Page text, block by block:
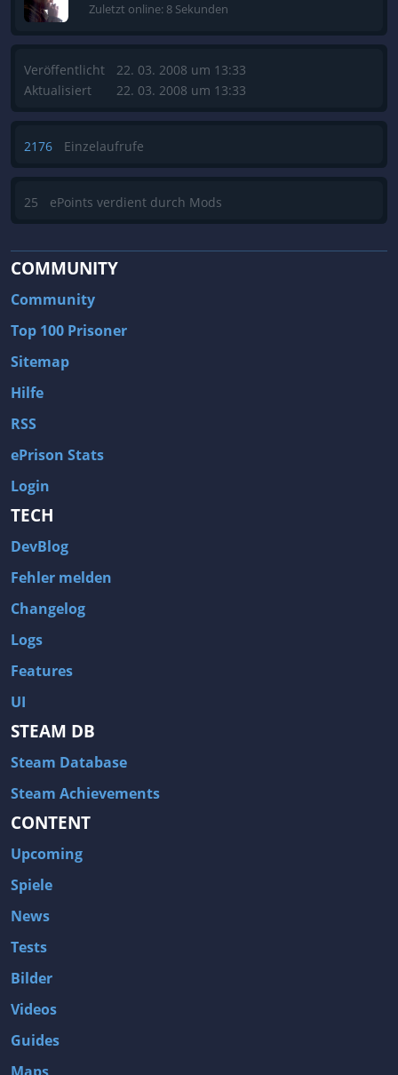
Zuletzt online: 8 Sekunden
Veröffentlicht
Aktualisiert
22. 03. 2008 um 13:33
22. 03. 2008 um 13:33
2176 Einzelaufrufe
25 ePoints verdient durch Mods
COMMUNITY
Community
Top 100 Prisoner
Sitemap
Hilfe
RSS
ePrison Stats
Login
TECH
DevBlog
Fehler melden
Changelog
Logs
Features
UI
STEAM DB
Steam Database
Steam Achievements
CONTENT
Upcoming
Spiele
News
Tests
Bilder
Videos
Guides
Maps